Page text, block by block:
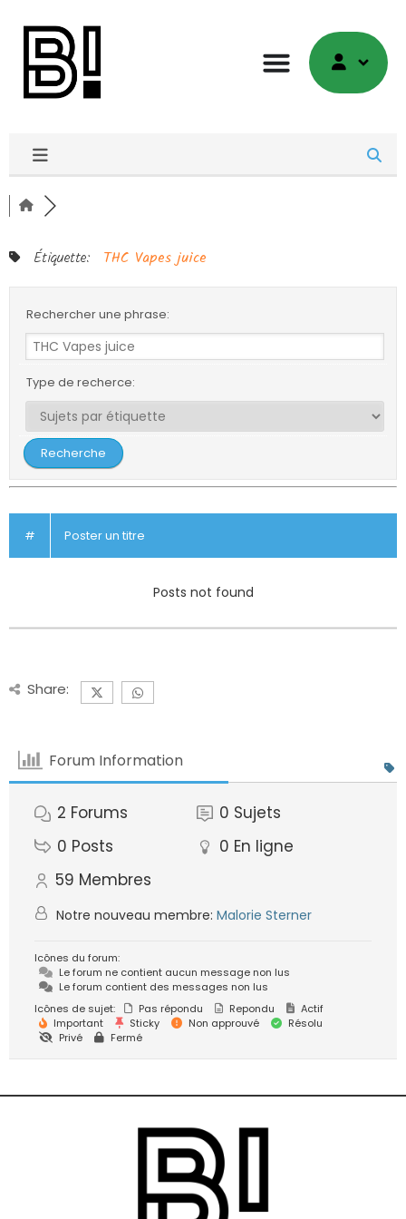
Étiquette: THC Vapes juice
Rechercher une phrase:
Type de recherce:
# Poster un titre
Posts not found
Share:
Forum Information
2 Forums 0 Sujets
0 Posts 0 En ligne
59 Membres
Notre nouveau membre: Malorie Sterner
Icônes du forum:
Le forum ne contient aucun message non lus
Le forum contient des messages non lus
Icônes de sujet:
Pas répondu Repondu
Actif
Important
Sticky Non approuvé
Résolu
Privé
Fermé